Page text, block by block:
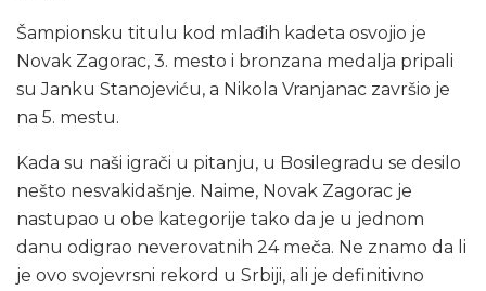
Šampionsku titulu kod mlađih kadeta osvojio je
Novak Zagorac, 3. mesto i bronzana medalja pripali
su Janku Stanojeviću, a Nikola Vranjanac završio je
na 5. mestu.
Kada su naši igrači u pitanju, u Bosilegradu se desilo
nešto nesvakidašnje. Naime, Novak Zagorac je
nastupao u obe kategorije tako da je u jednom
danu odigrao neverovatnih 24 meča. Ne znamo da li
je ovo svojevrsni rekord u Srbiji, ali je definitivno